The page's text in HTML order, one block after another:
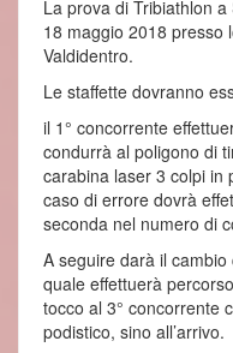
La prova di Tribiathlon
18 maggio 2018 presso
Valdidentro.
Le staffette dovranno
il 1° concorrente
condurrà al poligono di
carabina laser 3 colpi in
caso di errore dovrà
seconda nel numero di
A seguire darà il
quale effettuerà
tocco al 3° concorrente
podistico, sino all’arrivo.